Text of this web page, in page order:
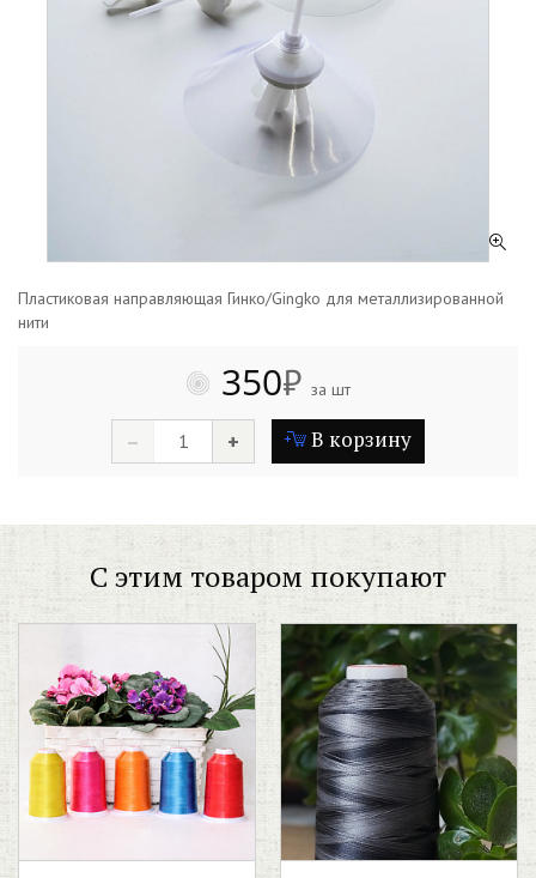
Пластиковая направляющая Гинко/Gingko для металлизированной
нити
350₽ за шт
– + В корзину
С этим товаром покупают